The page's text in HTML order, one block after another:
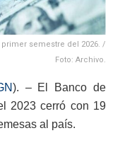
semestre del 2026. /
Foto: Archivo.
). – El Banco de
2023 cerró con 19
al país.